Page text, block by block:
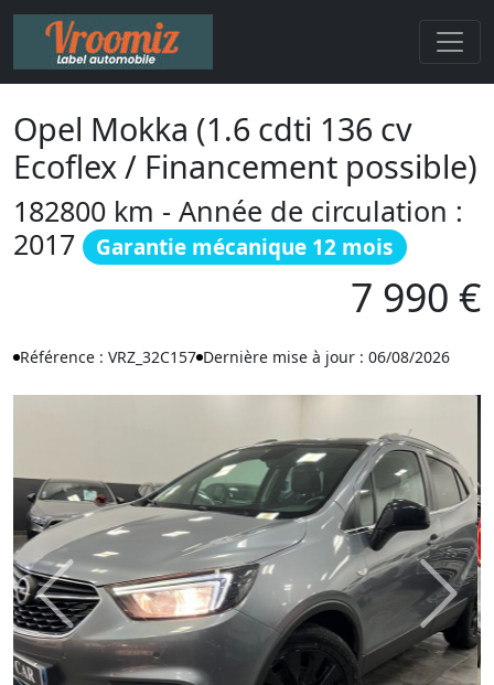
Opel Mokka (1.6 cdti 136 cv
Ecoflex / Financement possible)
182800 km - Année de circulation :
2017
Garantie mécanique 12 mois
7 990 €
Référence : VRZ_32C157 Dernière mise à jour : 06/08/2026
Previous Next